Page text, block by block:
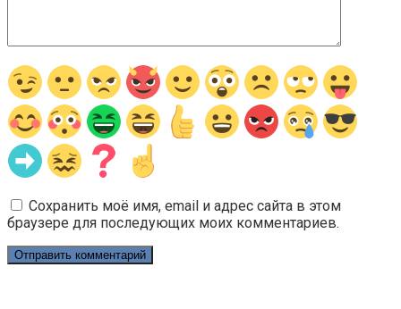
Сохранить моё имя, email и адрес сайта в этом
браузере для последующих моих комментариев.